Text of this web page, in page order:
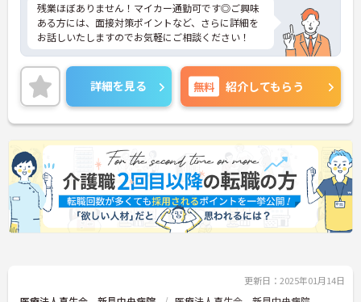
残業ほぼありません！マイカー通勤可です◎ご興味
ある方には、面接対策ポイントなど、さらに詳細を
お話しいたしますのでお気軽にご相談ください！
詳細を見る 無料 紹介してもらう
更新日：2025年01月14日